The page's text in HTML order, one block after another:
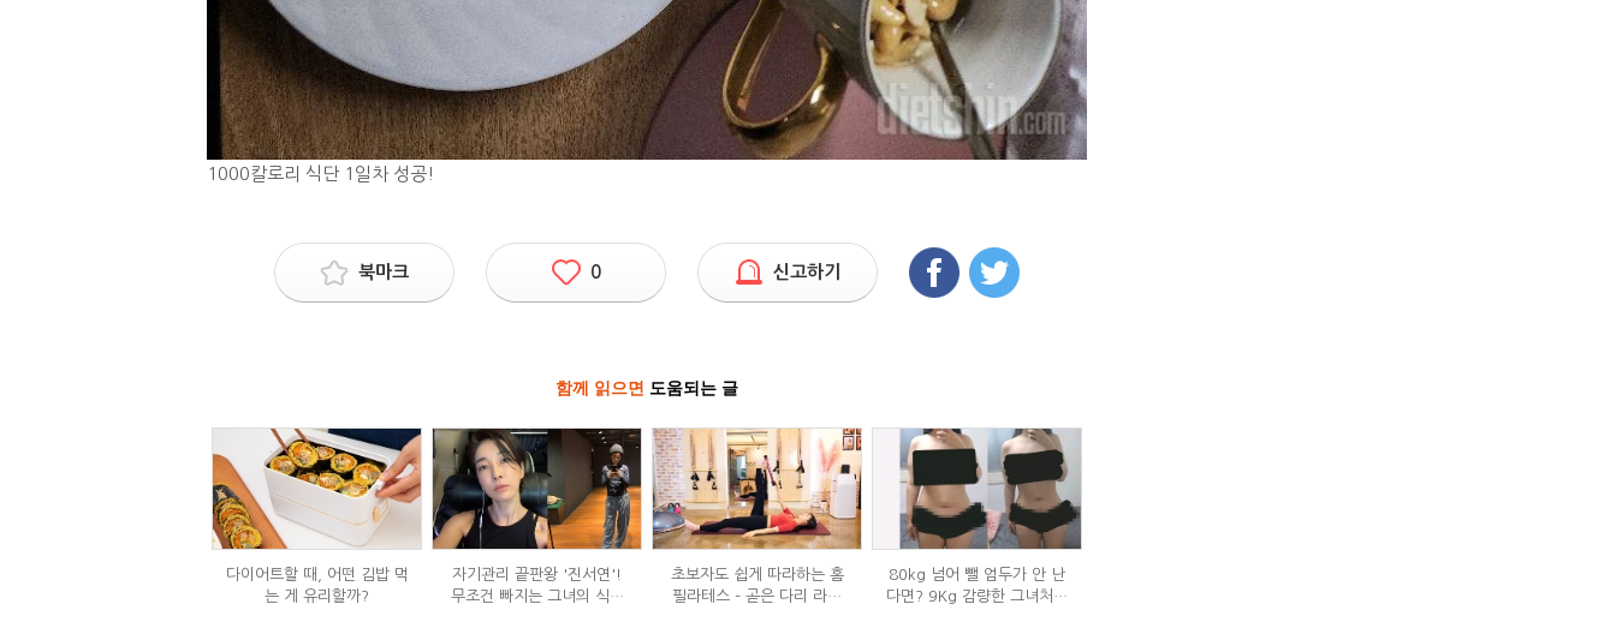
1000칼로리 식단 1일차 성공!
북마크 0 신고하기
함께 읽으면 도움되는 글
다이어트할 때, 어떤 김밥 먹
는 게 유리할까?
자기관리 끝판왕 '진서연'!
무조건 빠지는 그녀의 식단
초보자도 쉽게 따라하는 홈
필라테스 – 곧은 다리 라인
80kg 넘어 뺄 엄두가 안 난
다면? 9Kg 감량한 그녀처럼